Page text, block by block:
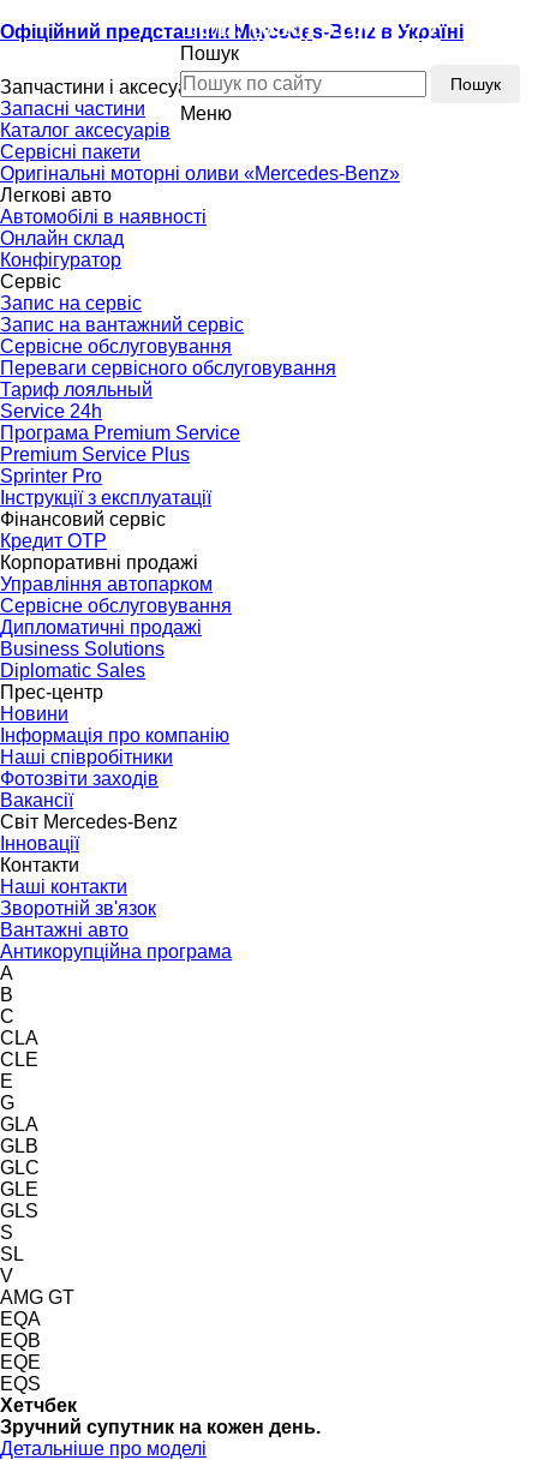
Офіційний представник Mercedes-Benz в Україні
Тел.:(096) 510-77-77
Пошук
Пошук
Меню
(096) 510-77-77
Запчастини і аксесуари
Запасні частини
Каталог аксесуарів
Сервісні пакети
Оригінальні моторні оливи «Mercedes-Benz»
Легкові авто
Автомобілі в наявності
Онлайн склад
Конфігуратор
Сервіс
Запис на сервіс
Запис на вантажний сервіс
Сервісне обслуговування
Переваги сервісного обслуговування
Тариф лояльный
Service 24h
Програма Premium Service
Premium Service Plus
Sprinter Pro
Інструкції з експлуатації
Фінансовий сервіс
Кредит OTP
Корпоративні продажі
Управління автопарком
Сервісне обслуговування
Дипломатичні продажі
Business Solutions
Diplomatic Sales
Прес-центр
Новини
Інформація про компанію
Наші співробітники
Фотозвіти заходів
Вакансії
Світ Mercedes-Benz
Інновації
Контакти
Наші контакти
Зворотній зв'язок
Вантажні авто
Антикорупційна програма
A
B
C
CLA
CLE
E
G
GLA
GLB
GLC
GLE
GLS
S
SL
V
AMG GT
EQA
EQB
EQE
EQS
Хетчбек
Зручний супутник на кожен день.
Детальніше про моделі